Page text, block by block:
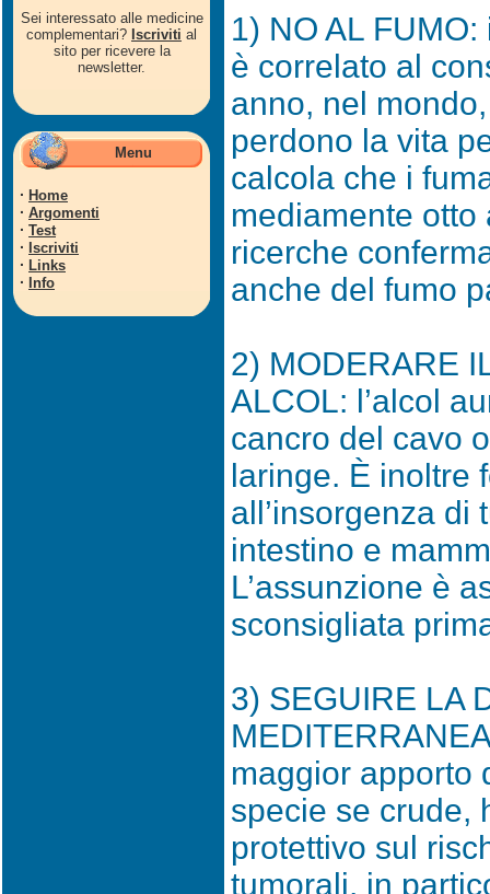
Sei interessato alle medicine
complementari? Iscriviti al
sito per ricevere la
newsletter.
Menu
· Home
· Argomenti
· Test
· Iscriviti
· Links
· Info
1) NO AL
è correlato al
anno, nel
perdono la vita
calcola che i
mediamente
ricerche
anche del fumo
2) MODERARE
ALCOL: l’alcol
cancro del cavo
laringe. È inoltre
all’insorgenza di
intestino e
L’assunzione è
sconsigliata
3) SEGUIRE LA
maggior apporto
specie se crude,
protettivo sul
tumorali, in